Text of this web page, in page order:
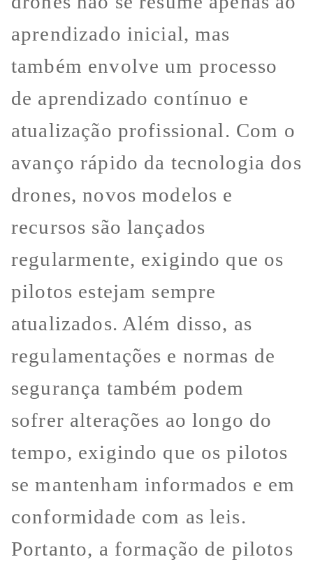
aprendizado inicial, mas
também envolve um processo
de aprendizado contínuo e
atualização profissional. Com o
avanço rápido da tecnologia dos
drones, novos modelos e
recursos são lançados
regularmente, exigindo que os
pilotos estejam sempre
atualizados. Além disso, as
regulamentações e normas de
segurança também podem
sofrer alterações ao longo do
tempo, exigindo que os pilotos
se mantenham informados e em
conformidade com as leis.
Portanto, a formação de pilotos